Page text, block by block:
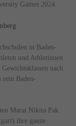
Games 2024.
in Baden-
und Athletinnen
nach
rein Baden-
Marat Nikita Pak
ihre ganze